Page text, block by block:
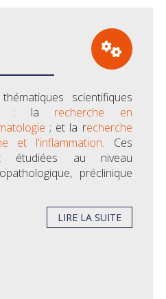
scientifiques
: la recherche en
; et la recherche
et l'inflammation. Ces
étudiées au niveau
préclinique
LIRE LA SUITE